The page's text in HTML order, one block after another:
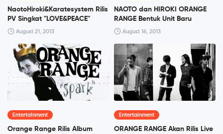
NaotoHiroki&Karatesystem Rilis
PV Singkat "LOVE&PEACE"
August 21, 2013
NAOTO dan HIROKI ORANGE
RANGE Bentuk Unit Baru
August 16, 2013
Entertainment
Orange Range Rilis Album
Entertainment
ORANGE RANGE Akan Rilis Live